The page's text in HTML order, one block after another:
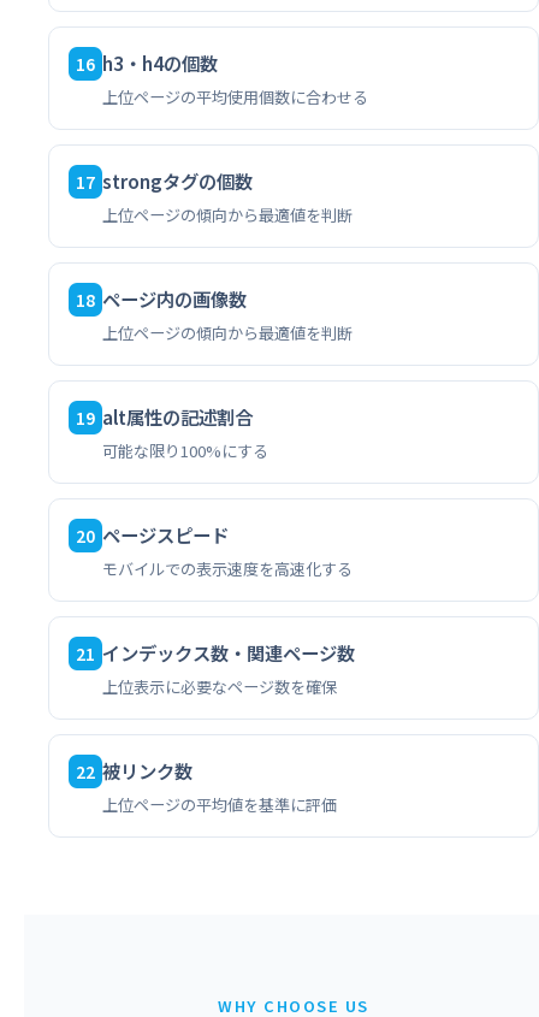
16 h3・h4の個数
上位ページの平均使用個数に合わせる
17 strongタグの個数
上位ページの傾向から最適値を判断
18 ページ内の画像数
上位ページの傾向から最適値を判断
19 alt属性の記述割合
可能な限り100%にする
20 ページスピード
モバイルでの表示速度を高速化する
21 インデックス数・関連ページ数
上位表示に必要なページ数を確保
22 被リンク数
上位ページの平均値を基準に評価
WHY CHOOSE US